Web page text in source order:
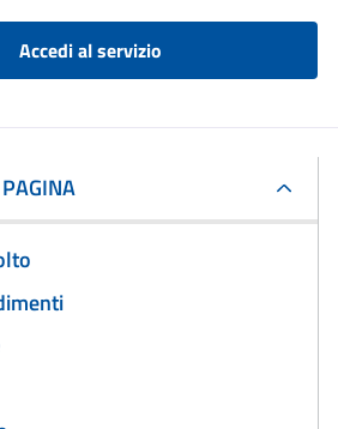
Accedi al servizio